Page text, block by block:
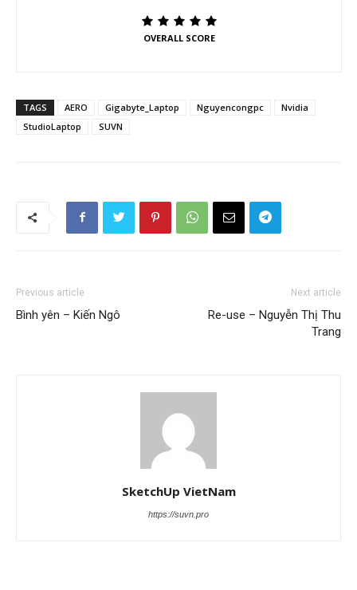
OVERALL SCORE
TAGS AERO Gigabyte_Laptop Nguyencongpc
Nvidia
StudioLaptop
SUVN
Previous article
Bình yên – Kiến Ngô
Next article
Re-use – Nguyễn Thị Thu
Trang
SketchUp VietNam
https://suvn.pro